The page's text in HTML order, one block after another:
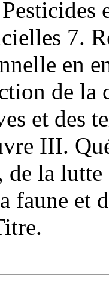
7.
en
de la
et des
III.
la lutte
faune et